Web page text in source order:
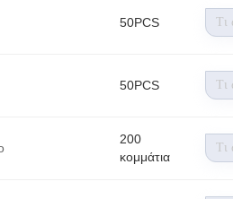
50PCS
50PCS
200
κομμάτια